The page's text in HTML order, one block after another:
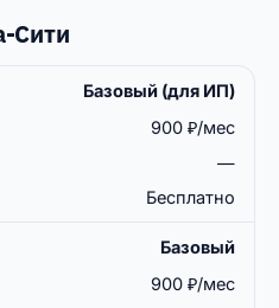
Сити
Бесплатных
Открытие
Базовый (для ИП)
900 ₽/мес
—
Бесплатно
Базовый
900 ₽/мес